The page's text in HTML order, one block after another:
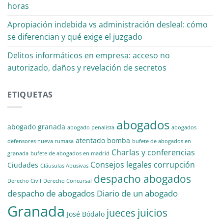
horas
Apropiación indebida vs administración desleal: cómo
se diferencian y qué exige el juzgado
Delitos informáticos en empresa: acceso no
autorizado, daños y revelación de secretos
ETIQUETAS
abogado granada abogado penalista abogados abogados
defensores nueva rumasa atentado bomba bufete de abogados en
granada bufete de abogados en madrid Charlas y conferencias
Ciudades Cláusulas Abusivas Consejos legales corrupción
Derecho Civil Derecho Concursal despacho abogados
despacho de abogados Diario de un abogado
Granada José Bódalo jueces juicios